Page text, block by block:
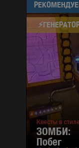
Квесты в
ЗОМБИ:
побег